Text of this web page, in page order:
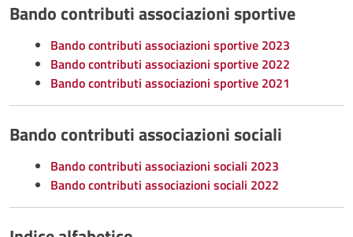
Bando contributi associazioni sportive
Bando contributi associazioni sportive 2023
Bando contributi associazioni sportive 2022
Bando contributi associazioni sportive 2021
Bando contributi associazioni sociali
Bando contributi associazioni sociali 2023
Bando contributi associazioni sociali 2022